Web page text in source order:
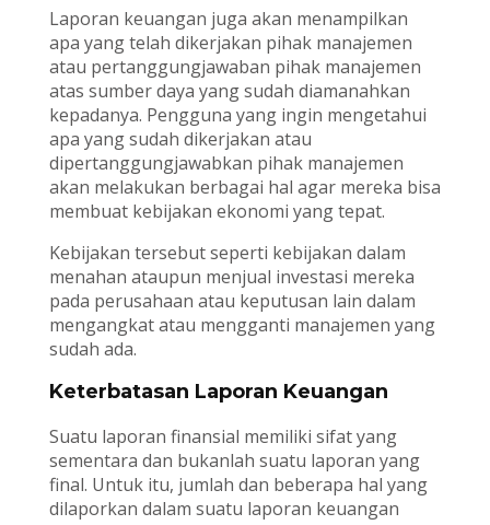
Laporan keuangan juga akan menampilkan
apa yang telah dikerjakan pihak manajemen
atau pertanggungjawaban pihak manajemen
atas sumber daya yang sudah diamanahkan
kepadanya. Pengguna yang ingin mengetahui
apa yang sudah dikerjakan atau
dipertanggungjawabkan pihak manajemen
akan melakukan berbagai hal agar mereka bisa
membuat kebijakan ekonomi yang tepat.
Kebijakan tersebut seperti kebijakan dalam
menahan ataupun menjual investasi mereka
pada perusahaan atau keputusan lain dalam
mengangkat atau mengganti manajemen yang
sudah ada.
Keterbatasan Laporan Keuangan
Suatu laporan finansial memiliki sifat yang
sementara dan bukanlah suatu laporan yang
final. Untuk itu, jumlah dan beberapa hal yang
dilaporkan dalam suatu laporan keuangan